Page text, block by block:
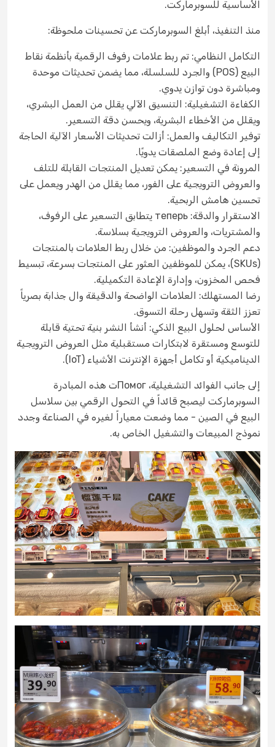
الأساسية للسوبرماركت.
منذ التنفيذ، أبلغ السوبرماركت عن تحسينات ملحوظة:
التكامل النظامي: تم ربط علامات رفوف الرقمية بأنظمة نقاط
البيع (POS) والجرد للسلسلة، مما يضمن تحديثات موحدة
ومباشرة دون توازن يدوي.
الكفاءة التشغيلية: التنسيق الآلي يقلل من العمل البشري،
ويقلل من الأخطاء البشرية، ويحسن دقة التسعير.
توفير التكاليف والعمل: أزالت تحديثات الأسعار الآلية الحاجة
إلى إعادة وضع الملصقات يدويًا.
المرونة في التسعير: يمكن تعديل المنتجات القابلة للتلف
والعروض الترويجية على الفور، مما يقلل من الهدر ويعمل على
تحسين هامش الربحية.
الاستقرار والدقة: теперь يتطابق التسعير على الرفوف،
والمشتريات، والعروض الترويجية بسلاسة.
دعم الجرد والموظفين: من خلال ربط العلامات بالمنتجات
(SKUs)، يمكن للموظفين العثور على المنتجات بسرعة، تبسيط
فحص المخزون، وإدارة الإعادة التكميلية.
رضا المستهلك: العلامات الواضحة والدقيقة وال جذابة بصرياً
تعزز الثقة وتسهل رحلة التسوق.
الأساس لحلول البيع الذكي: أنشأ النشر بنية تحتية قابلة
للتوسع ومستقرة لابتكارات مستقبلية مثل العروض الترويجية
الديناميكية أو تكامل أجهزة الإنترنت الأشياء (IoT).
إلى جانب الفوائد التشغيلية، Помогت هذه المبادرة
السوبرماركت ليصبح قائداً في التحول الرقمي بين سلاسل
البيع في الصين - مما وضعت معياراً لغيره في الصناعة وجدد
نموذج المبيعات والتشغيل الخاص به.